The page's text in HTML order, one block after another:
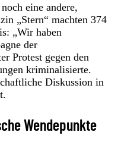
eine andere,
„Stern“ machten 374
„Wir haben
der
Protest gegen den
kriminalisierte.
Diskussion in
Wendepunkte